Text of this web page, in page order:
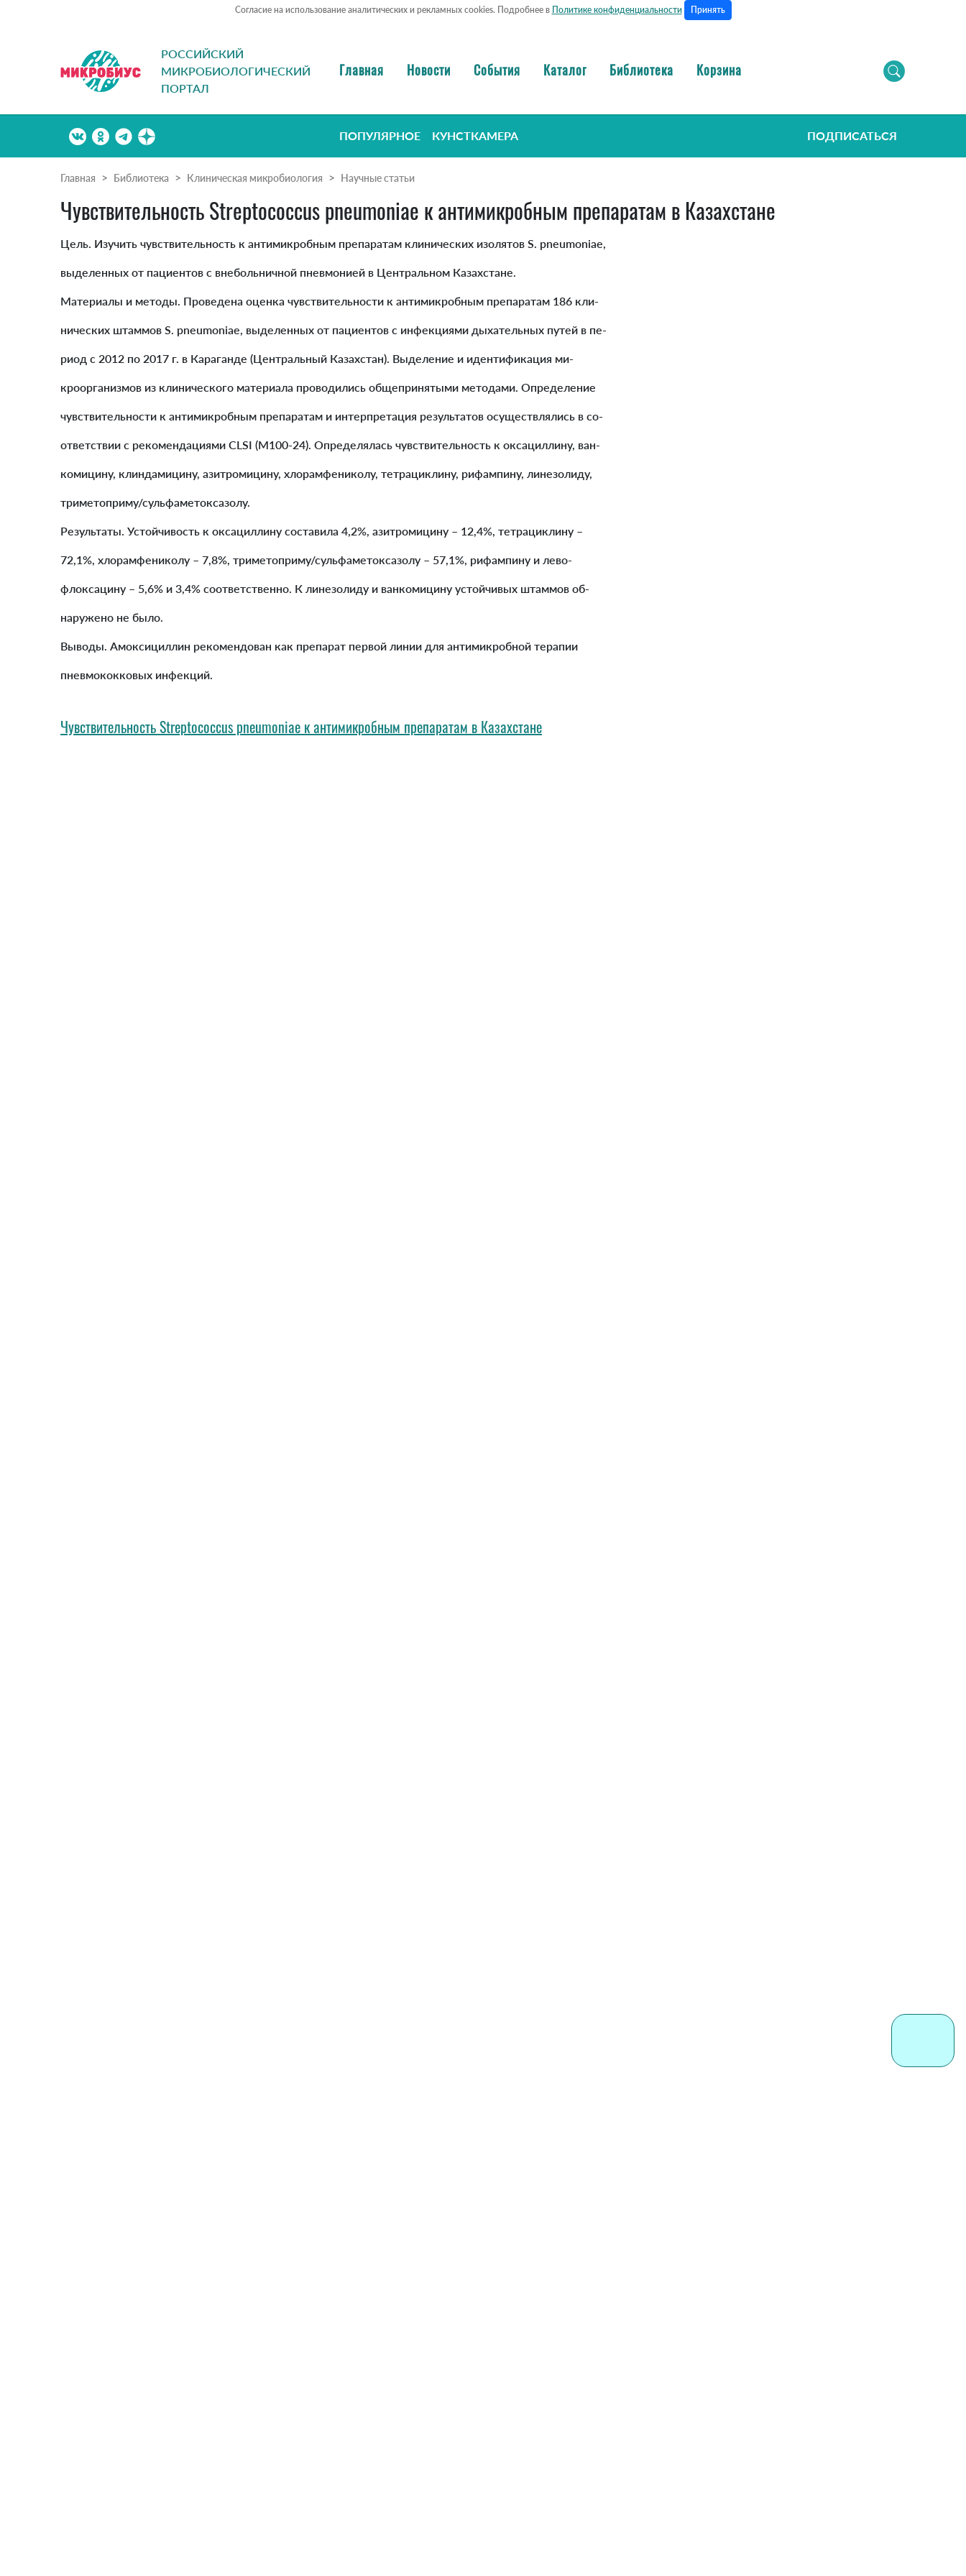
Согласие на использование аналитических и рекламных cookies. Подробнее в Политике конфиденциальности Принять
РОССИЙСКИЙ
МИКРОБИОЛОГИЧЕСКИЙ
ПОРТАЛ
Главная Новости События Каталог Библиотека Корзина
ПОПУЛЯРНОЕ КУНСТКАМЕРА ПОДПИСАТЬСЯ
Главная Библиотека Клиническая микробиология Научные статьи
Чувствительность Streptococcus pneumoniae к антимикробным препаратам в Казахстане
Цель. Изучить чувствительность к антимикробным препаратам клинических изолятов S. pneumoniae,
выделенных от пациентов с внебольничной пневмонией в Центральном Казахстане.
Материалы и методы. Проведена оценка чувствительности к антимикробным препаратам 186 кли-
нических штаммов S. pneumoniae, выделенных от пациентов с инфекциями дыхательных путей в пе-
риод с 2012 по 2017 г. в Караганде (Центральный Казахстан). Выделение и идентификация ми-
кроорганизмов из клинического материала проводились общепринятыми методами. Определение
чувствительности к антимикробным препаратам и интерпретация результатов осуществлялись в со-
ответствии с рекомендациями CLSI (M100-24). Определялась чувствительность к оксациллину, ван-
комицину, клиндамицину, азитромицину, хлорамфениколу, тетрациклину, рифампину, линезолиду,
триметоприму/сульфаметоксазолу.
Результаты. Устойчивость к оксациллину составила 4,2%, азитромицину – 12,4%, тетрациклину –
72,1%, хлорамфениколу – 7,8%, триметоприму/сульфаметоксазолу – 57,1%, рифампину и лево-
флоксацину – 5,6% и 3,4% соответственно. К линезолиду и ванкомицину устойчивых штаммов об-
наружено не было.
Выводы. Амоксициллин рекомендован как препарат первой линии для антимикробной терапии
пневмококковых инфекций.
Чувствительность Streptococcus pneumoniae к антимикробным препаратам в Казахстане